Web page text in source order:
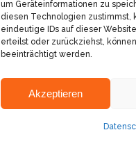
um Geräteinformationen zu
diesen Technologien zustimmst,
eindeutige IDs auf dieser
erteilst oder zurückziehst,
beeinträchtigt werden.
Akzeptieren